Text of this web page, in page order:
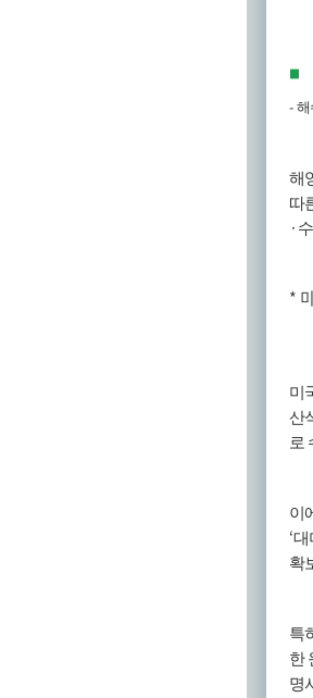
■
- 해
해
따
·
*
미
산
로
이
‘대
확
특
한
명